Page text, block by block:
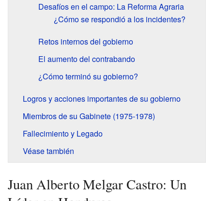
Desafíos en el campo: La Reforma Agraria
¿Cómo se respondió a los incidentes?
Retos internos del gobierno
El aumento del contrabando
¿Cómo terminó su gobierno?
Logros y acciones importantes de su gobierno
Miembros de su Gabinete (1975-1978)
Fallecimiento y Legado
Véase también
Juan Alberto Melgar Castro: Un